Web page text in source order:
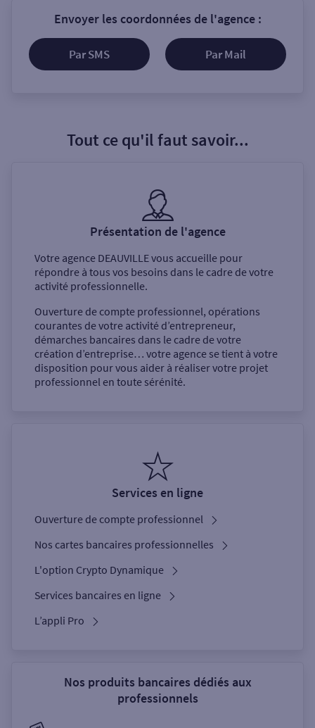
Envoyer les coordonnées de l'agence :
Par SMS Par Mail
Tout ce qu'il faut savoir...
Présentation de l'agence
Votre agence DEAUVILLEvous accueille pour
répondre à tous vos besoins dans le cadre de votre
activité professionnelle.
Ouverture de compte professionnel, opérations
courantes de votre activité d’entrepreneur,
démarches bancaires dans le cadre de votre
création d’entreprise… votre agence se tient à votre
disposition pour vous aider à réaliser votre projet
professionnel en toute sérénité.
Services en ligne
Ouverture de compte professionnel
Nos cartes bancaires professionnelles
L'option Crypto Dynamique
Services bancaires en ligne
L’appli Pro
Nos produits bancaires dédiés aux
professionnels